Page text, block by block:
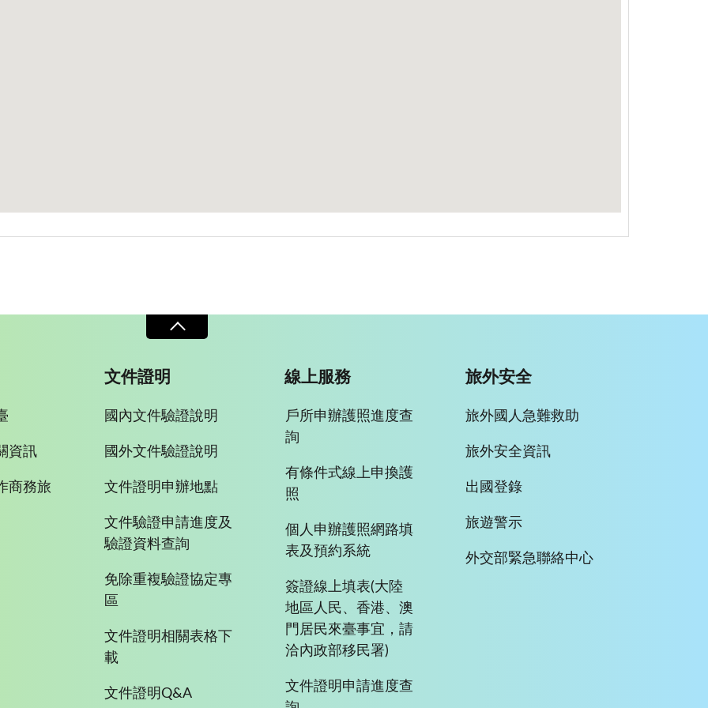
資訊
商務旅
文件證明
國內文件驗證說明
國外文件驗證說明
文件證明申辦地點
文件驗證申請進度及
驗證資料查詢
免除重複驗證協定專
區
文件證明相關表格下
載
文件證明Q&A
線上服務
戶所申辦護照進度查
詢
有條件式線上申換護
照
個人申辦護照網路填
表及預約系統
簽證線上填表(大陸
地區人民、香港、澳
門居民來臺事宜，請
洽內政部移民署)
文件證明申請進度查
旅外安全
旅外國人急難救助
旅外安全資訊
出國登錄
旅遊警示
外交部緊急聯絡中心